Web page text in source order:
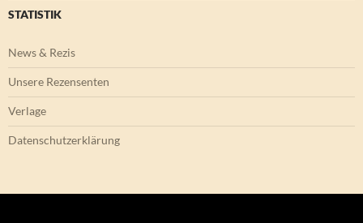
STATISTIK
News & Rezis
Unsere Rezensenten
Verlage
Datenschutzerklärung